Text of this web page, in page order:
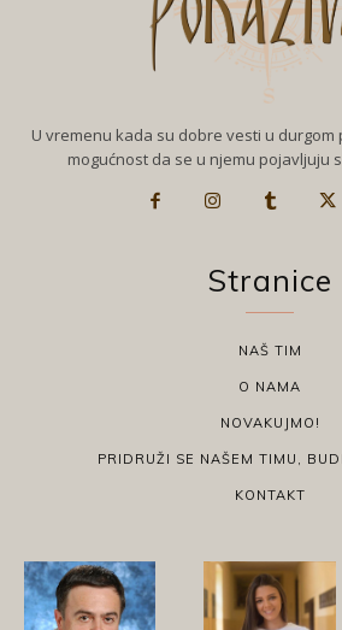
U vremenu kada su dobre vesti u
mogućnost da se u njemu pojavljuju
Stranice
NAŠ TIM
O NAMA
NOVAKUJMO!
PRIDRUŽI SE NAŠEM TIMU,
KONTAKT